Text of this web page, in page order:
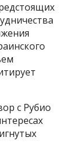
с Рубио